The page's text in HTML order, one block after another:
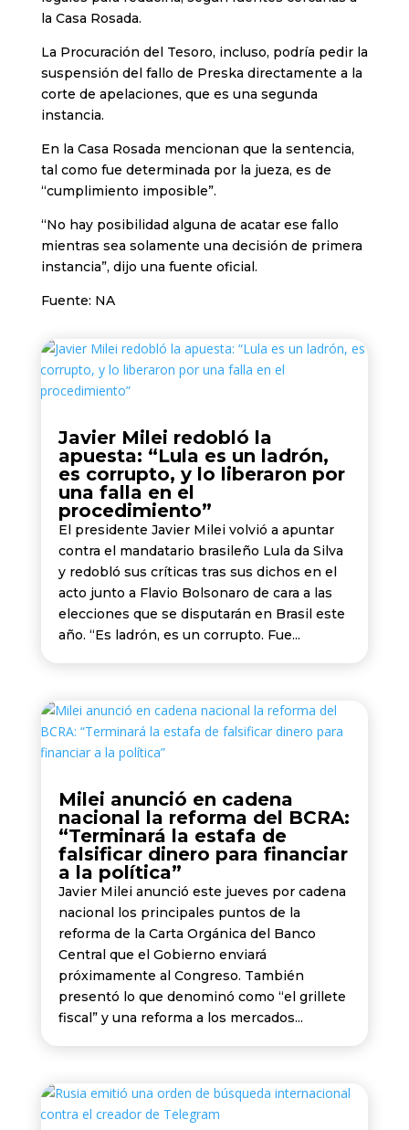
la Casa Rosada.
La Procuración del Tesoro, incluso, podría pedir la
suspensión del fallo de Preska directamente a la
corte de apelaciones, que es una segunda
instancia.
En la Casa Rosada mencionan que la sentencia,
tal como fue determinada por la jueza, es de
“cumplimiento imposible”.
“No hay posibilidad alguna de acatar ese fallo
mientras sea solamente una decisión de primera
instancia”, dijo una fuente oficial.
Fuente: NA
Javier Milei redobló la
apuesta: “Lula es un ladrón,
es corrupto, y lo liberaron por
una falla en el
procedimiento”
El presidente Javier Milei volvió a apuntar
contra el mandatario brasileño Lula da Silva
y redobló sus críticas tras sus dichos en el
acto junto a Flavio Bolsonaro de cara a las
elecciones que se disputarán en Brasil este
año. “Es ladrón, es un corrupto. Fue...
Milei anunció en cadena
nacional la reforma del BCRA:
“Terminará la estafa de
falsificar dinero para financiar
a la política”
Javier Milei anunció este jueves por cadena
nacional los principales puntos de la
reforma de la Carta Orgánica del Banco
Central que el Gobierno enviará
próximamente al Congreso. También
presentó lo que denominó como “el grillete
fiscal” y una reforma a los mercados...